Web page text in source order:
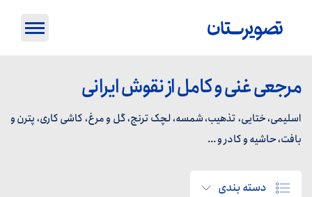
مرجعی غنی و کامل از نقوش ایرانی
اسلیمی، ختایی، تذهیب، شمسه، لچک ترنج، گل و مرغ، کاشی کاری، پترن و
بافت، حاشیه و کادر و ...
دسته بندی